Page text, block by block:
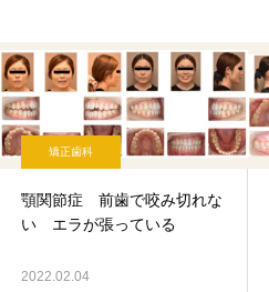
矯正歯科
顎関節症 前歯で咬み切れな
い エラが張っている
2022.02.04